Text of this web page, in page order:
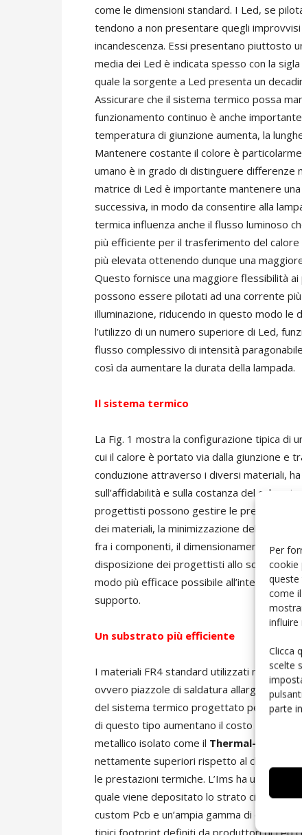
Per
cookie
come
influire
Clicca
scelte
parte
come le dimensioni standard. I Led, se
tendono a non presentare quegli
incandescenza. Essi presentano piuttosto
media dei Led è indicata spesso con la
quale la sorgente a Led presenta un
Assicurare che il sistema termico possa
funzionamento continuo è anche
temperatura di giunzione aumenta, la
Mantenere costante il colore è
umano è in grado di distinguere differenze
matrice di Led è importante mantenere
successiva, in modo da consentire alla
termica influenza anche il flusso luminoso
più efficiente per il trasferimento del
più elevata ottenendo dunque una
Questo fornisce una maggiore flessibilità
possono essere pilotati ad una corrente
illuminazione, riducendo in questo modo le
l’utilizzo di un numero superiore di Led,
flusso complessivo di intensità
così da aumentare la durata della lampada.
Il sistema termico
La Fig. 1 mostra la configurazione tipica di
cui il calore è portato via dalla giunzione e
conduzione attraverso i diversi materiali,
sull’affidabilità e sulla costanza del colore
progettisti possono gestire le prestazioni
dei materiali, la minimizzazione delle
fra i componenti, il dimensionamento dei
disposizione dei progettisti allo scopo di
modo più efficace possibile all’interno dei
supporto.
Un substrato più efficiente
I materiali FR4 standard utilizzati nei
ovvero piazzole di saldatura allargate o
del sistema termico progettato per
di questo tipo aumentano il costo di
metallico isolato come il Thermal-Clad
nettamente superiori rispetto al classico
le prestazioni termiche. L’Ims ha una
quale viene depositato lo strato circuitale.
custom Pcb e un’ampia gamma di